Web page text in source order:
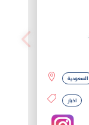
التصنيفات
السعودية
اخبار